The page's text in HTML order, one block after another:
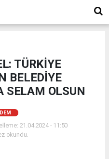
TÜRKİYE
BELEDİYE
SELAM OLSUN
21.04.2024 - 11:50
okundu.